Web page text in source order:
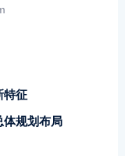
特征
体规划布局